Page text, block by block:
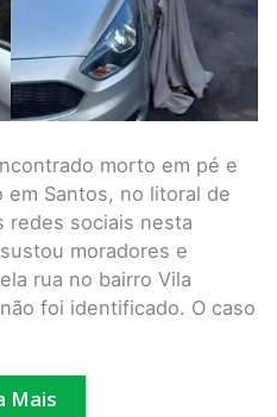
morto em pé e
Santos, no litoral de
redes sociais nesta
moradores e
rua no bairro Vila
foi identificado. O caso
Mais